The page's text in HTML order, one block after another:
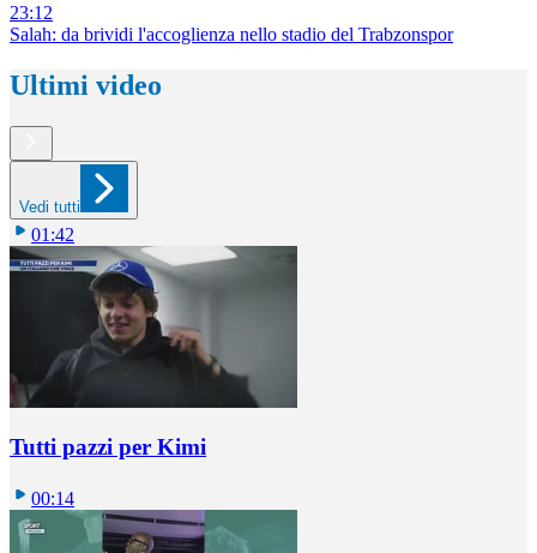
23:12
Salah: da brividi l'accoglienza nello stadio del Trabzonspor
Ultimi video
Vedi tutti
01:42
Tutti pazzi per Kimi
00:14